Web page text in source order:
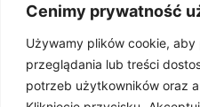
Cenimy prywatność
Używamy plików cookie, aby
przeglądania lub treści
potrzeb użytkowników oraz
oraz warunków
Klauzule informacyjne